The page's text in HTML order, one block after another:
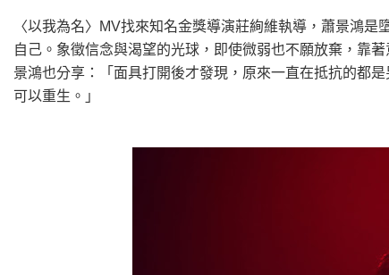
〈以我為名〉MV找來知名金獎導演莊絢維執導，蕭景鴻
自己。象徵信念與渴望的光球，即使微弱也不願放棄，靠
景鴻也分享：「面具打開後才發現，原來一直在抵抗的都
可以重生。」